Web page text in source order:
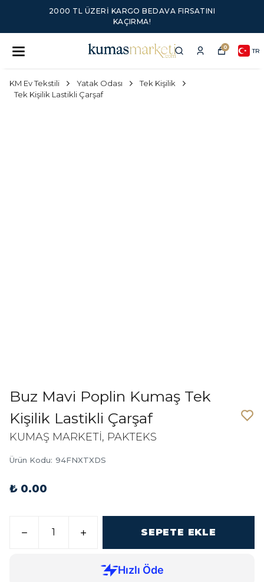
2000 TL ÜZERI KARGO BEDAVA FIRSATINI
KAÇIRMA!
0 TR
KM Ev Tekstili Yatak Odası
Tek Kişilik
Tek Kişilik Lastikli Çarşaf
Buz Mavi Poplin Kumaş Tek
Kişilik Lastikli Çarşaf
KUMAŞ MARKETİ, PAKTEKS
Ürün Kodu: 94FNXTXDS
₺ 0.00
SEPETE EKLE